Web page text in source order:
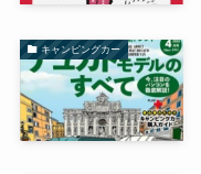
キャンピングカー